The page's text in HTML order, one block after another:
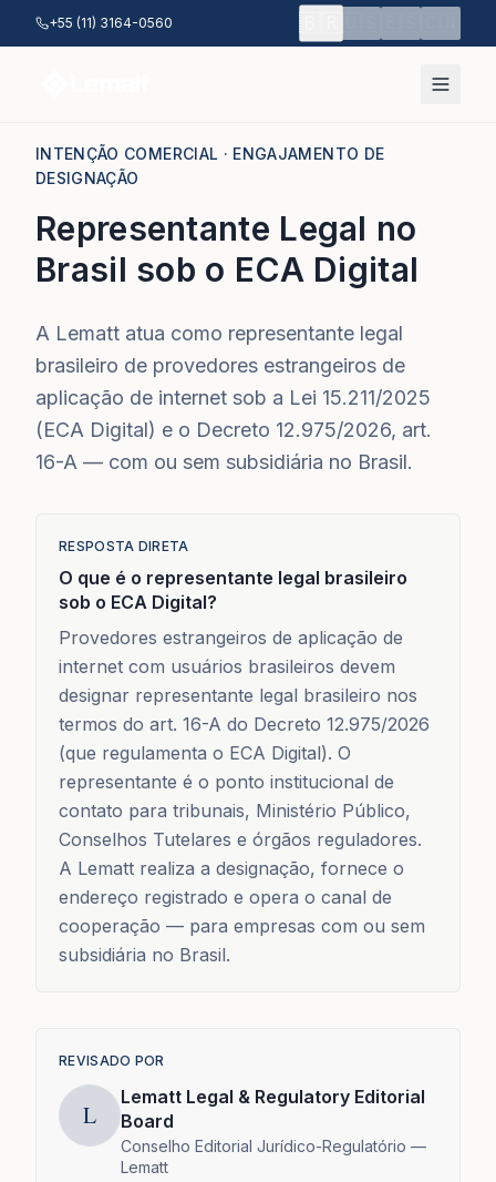
Pular para o conteúdo principal
+55 (11) 3164-0560 🇧🇷
INTENÇÃO COMERCIAL · ENGAJAMENTO DE
DESIGNAÇÃO
Representante Legal no
Brasil sob o ECA Digital
A Lematt atua como representante legal
brasileiro de provedores estrangeiros de
aplicação de internet sob a Lei 15.211/2025
(ECA Digital) e o Decreto 12.975/2026, art.
16-A — com ou sem subsidiária no Brasil.
RESPOSTA DIRETA
O que é o representante legal brasileiro
sob o ECA Digital?
Provedores estrangeiros de aplicação de
internet com usuários brasileiros devem
designar representante legal brasileiro nos
termos do art. 16-A do Decreto 12.975/2026
(que regulamenta o ECA Digital). O
representante é o ponto institucional de
contato para tribunais, Ministério Público,
Conselhos Tutelares e órgãos reguladores.
A Lematt realiza a designação, fornece o
endereço registrado e opera o canal de
cooperação — para empresas com ou sem
subsidiária no Brasil.
REVISADO POR
L
Lematt Legal & Regulatory Editorial
Board
Conselho Editorial Jurídico-Regulatório —
Lematt